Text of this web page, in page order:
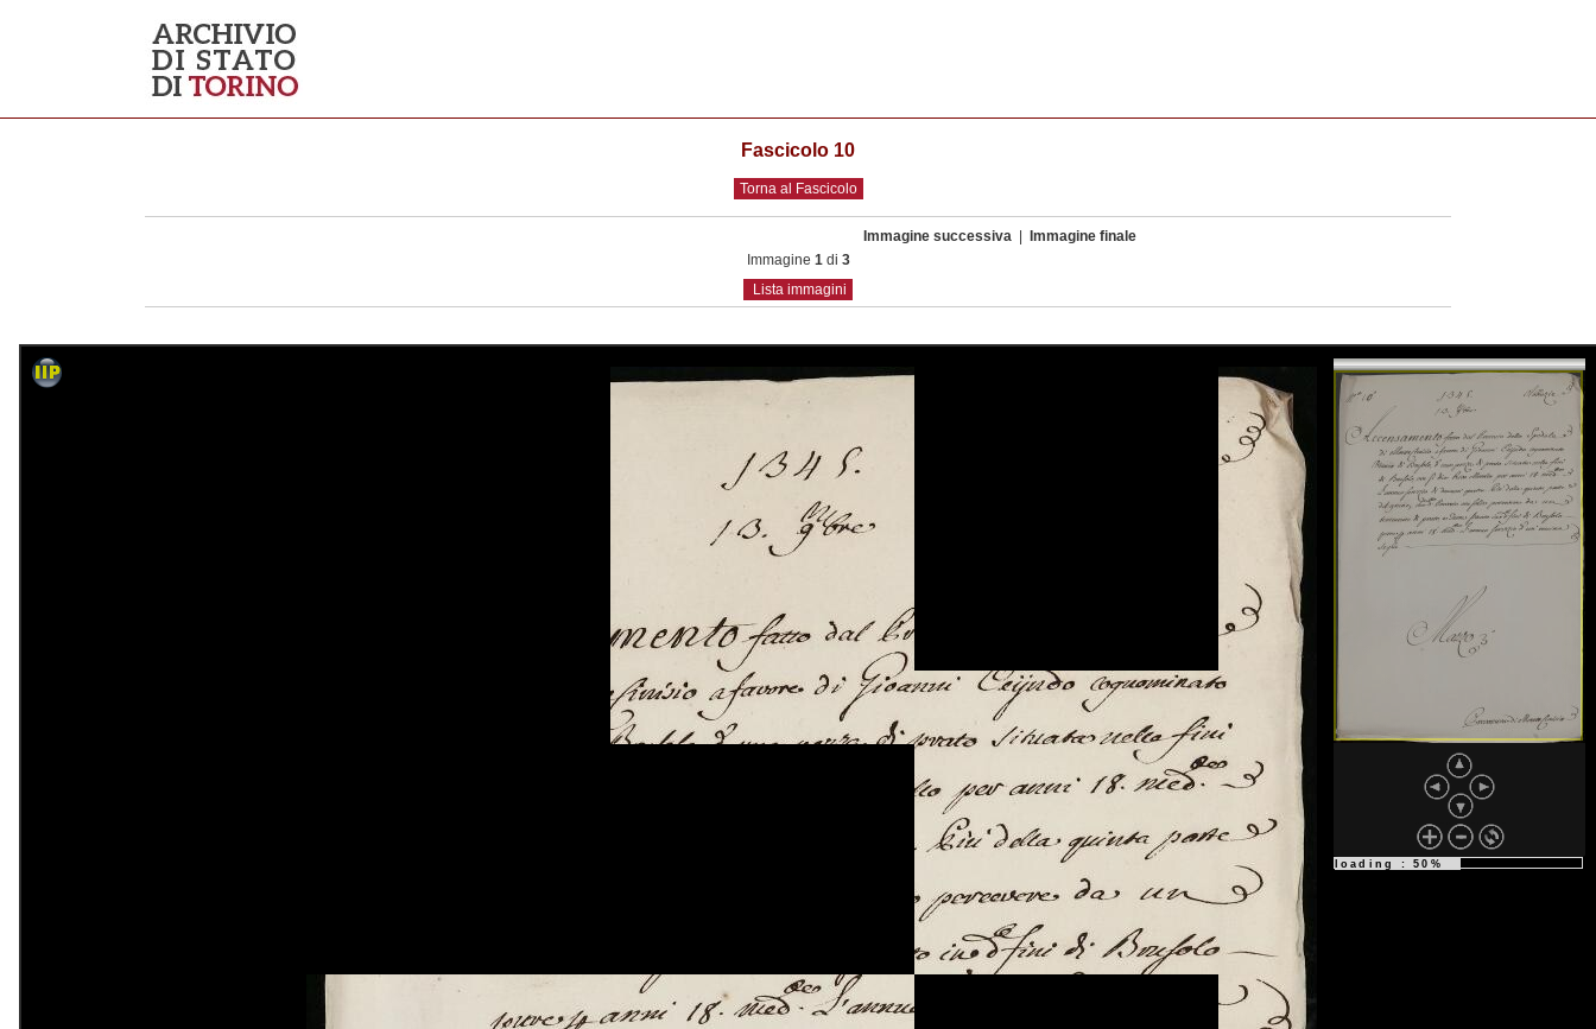
Fascicolo 10
Torna al Fascicolo
Immagine successiva
Immagine finale
Immagine 1di 3
Lista immagini
loading : 75%